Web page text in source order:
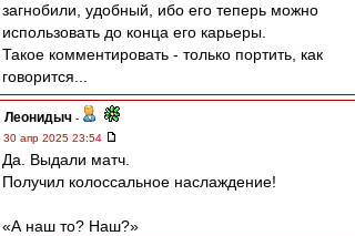
загнобили, удобный, ибо его теперь можно
использовать до конца его карьеры.
Такое комментировать - только портить, как
говорится...
Леонидыч -
30 апр 2025 23:54
Да. Выдали матч.
Получил колоссальное наслаждение!
«А наш то? Наш?»